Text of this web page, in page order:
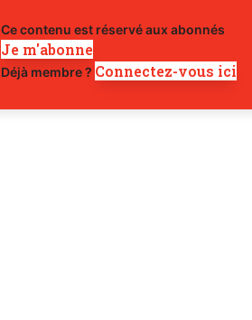
Ce contenu est réservé aux abonnés
Je m'abonne
Déjà membre ? Connectez-vous ici